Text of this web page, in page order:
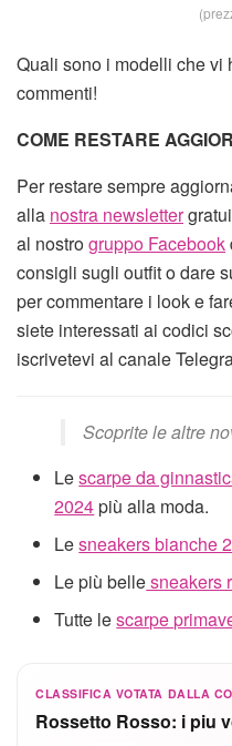
Quali sono i modelli che vi
commenti!
COME RESTARE
Per restare sempre
alla nostra newsletter
al nostrogruppo Facebook
consigli sugli outfit o dare
per commentare i look e
siete interessati ai codici
iscrivetevi al canale
Scoprite le altre
Lescarpe da
2024più alla moda.
Lesneakers bianche
Le più bellesneakers
Tutte lescarpe
CLASSIFICA VOTATA DALLA
Rossetto Rosso: i piu